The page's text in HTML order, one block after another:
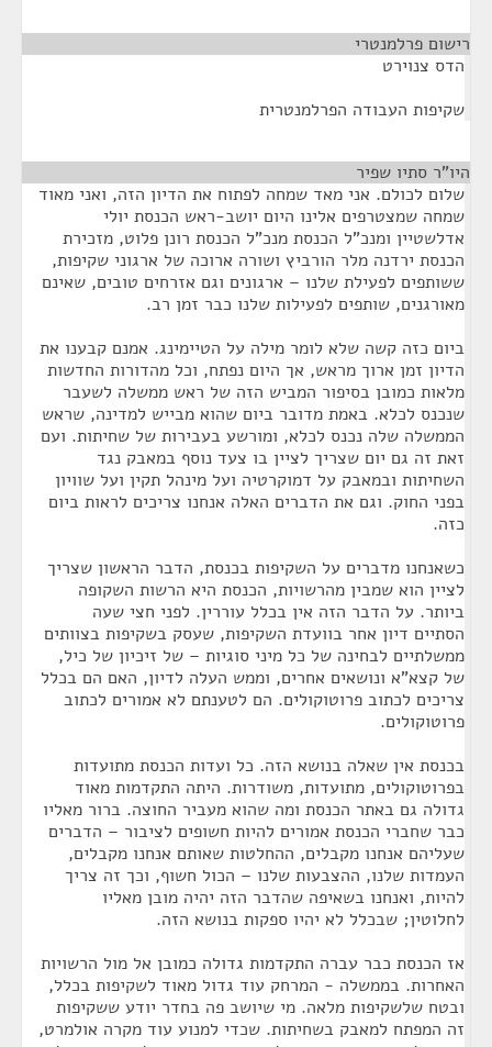
רישום פרלמנטרי
הדס צנוירט
שקיפות העבודה הפרלמנטרית
היו"ר סתיו שפיר
שלום לכולם. אני מאד שמחה לפתוח את הדיון הזה, ואני מאוד
שמחה שמצטרפים אלינו היום יושב-ראש הכנסת יולי
אדלשטיין ומנכ"ל הכנסת מנכ"ל הכנסת רונן פלוט, מזכירת
הכנסת ירדנה מלר הורביץ ושורה ארוכה של ארגוני שקיפות,
ששותפים לפעילת שלנו – ארגונים וגם אזרחים טובים, שאינם
מאורגנים, שותפים לפעילות שלנו כבר זמן רב.
ביום כזה קשה שלא לומר מילה על הטיימינג. אמנם קבענו את
הדיון זמן ארוך מראש, אך היום נפתח, וכל מהדורות החדשות
מלאות כמובן בסיפור המביש הזה של ראש ממשלה לשעבר
שנכנס לכלא. באמת מדובר ביום שהוא מבייש למדינה, שראש
הממשלה שלה נכנס לכלא, ומורשע בעבירות של שחיתות. ועם
זאת זה גם יום שצריך לציין בו צעד נוסף במאבק נגד
השחיתות ובמאבק על דמוקרטיה ועל מינהל תקין ועל שוויון
בפני החוק. וגם את הדברים האלה אנחנו צריכים לראות ביום
כזה.
כשאנחנו מדברים על השקיפות בכנסת, הדבר הראשון שצריך
לציין הוא שמבין מהרשויות, הכנסת היא הרשות השקופה
ביותר. על הדבר הזה אין בכלל עוררין. לפני חצי שעה
הסתיים דיון אחר בוועדת השקיפות, שעסק בשקיפות בצוותים
ממשלתיים לבחינה של כל מיני סוגיות – של זיכיון של כיל,
של קצא"א ונושאים אחרים, וממש העלה לדיון, האם הם בכלל
צריכים לכתוב פרוטוקולים. הם לטענתם לא אמורים לכתוב
פרוטוקולים.
בכנסת אין שאלה בנושא הזה. כל ועדות הכנסת מתועדות
בפרוטוקולים, מתועדות, משודרות. היתה התקדמות מאוד
גדולה גם באתר הכנסת ומה שהוא מעביר החוצה. ברור מאליו
כבר שחברי הכנסת אמורים להיות חשופים לציבור – הדברים
שעליהם אנחנו מקבלים, ההחלטות שאותם אנחנו מקבלים,
העמדות שלנו, ההצבעות שלנו – הכול חשוף, וכך זה צריך
להיות, ואנחנו בשאיפה שהדבר הזה יהיה מובן מאליו
לחלוטין; שבכלל לא יהיו ספקות בנושא הזה.
אז הכנסת כבר עברה התקדמות גדולה כמובן אל מול הרשויות
האחרות. בממשלה - המרחק עוד גדול מאוד לשקיפות בכלל,
ובטח שלשקיפות מלאה. מי שיושב פה בחדר יודע ששקיפות
זה המפתח למאבק בשחיתות. שכדי למנוע עוד מקרה אולמרט,